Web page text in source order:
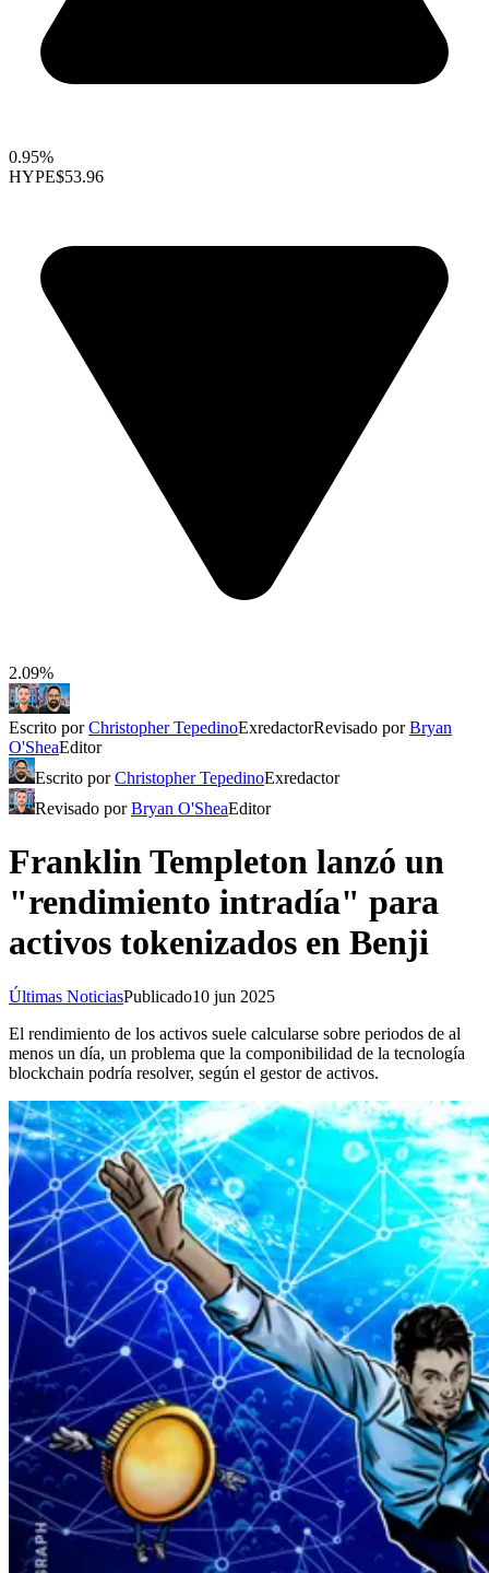
0.95%
HYPE$53.96
2.09%
Escrito porChristopher TepedinoExredactorRevisado porBryan
O'SheaEditor
Escrito porChristopher TepedinoExredactor
Revisado porBryan O'SheaEditor
Franklin Templeton lanzó un
"rendimiento intradía" para
activos tokenizados en Benji
Últimas NoticiasPublicado10 jun 2025
El rendimiento de los activos suele calcularse sobre periodos de al
menos un día, un problema que la componibilidad de la tecnología
blockchain podría resolver, según el gestor de activos.